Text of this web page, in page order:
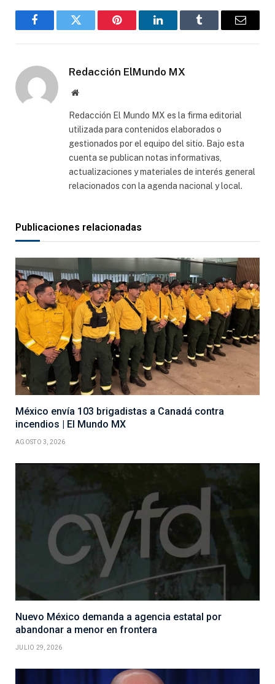
FacebookGorjeo Pinterest LinkedInTumblr
Correo
Redacción ElMundo MX
Sitio
Redacción El Mundo MX es la firma editorial
utilizada para contenidos elaborados o
gestionados por el equipo del sitio. Bajo esta
cuenta se publican notas informativas,
actualizaciones y materiales de interés general
relacionados con la agenda nacional y local.
Publicaciones relacionadas
México envía 103 brigadistas a Canadá contra
incendios | El Mundo MX
AGOSTO 3, 2026
Nuevo México demanda a agencia estatal por
abandonar a menor en frontera
JULIO 29, 2026